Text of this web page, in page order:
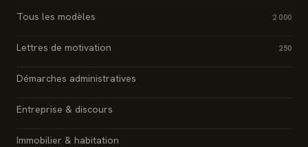
Tous les modèles 2 000
Lettres de motivation 250
Démarches administratives
Entreprise & discours
Immobilier & habitation